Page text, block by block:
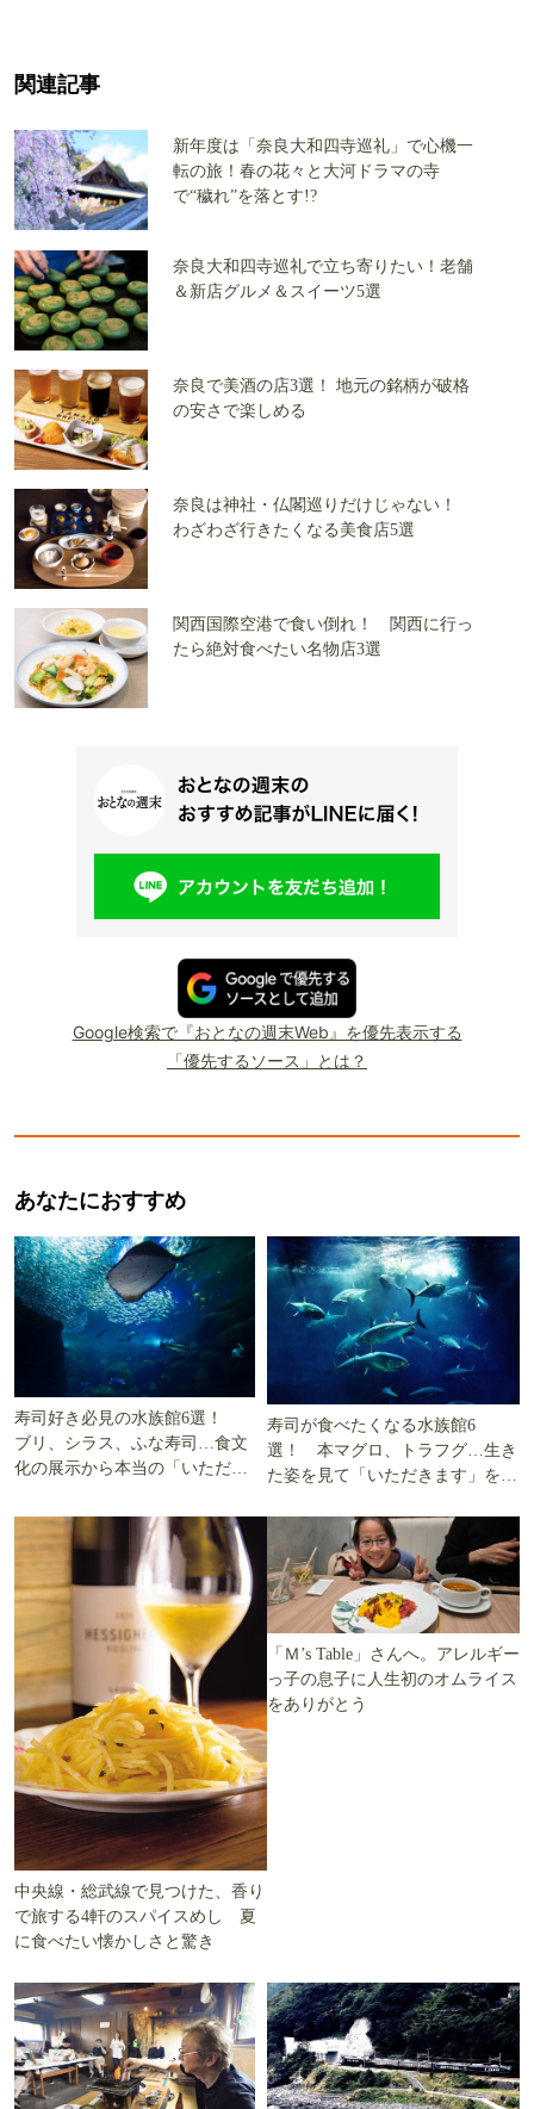
関連記事
新年度は「奈良大和四寺巡礼」で心機一
転の旅！春の花々と大河ドラマの寺
で“穢れ”を落とす!?
奈良大和四寺巡礼で立ち寄りたい！老舗
＆新店グルメ＆スイーツ5選
奈良で美酒の店3選！ 地元の銘柄が破格
の安さで楽しめる
奈良は神社・仏閣巡りだけじゃない！
わざわざ行きたくなる美食店5選
関西国際空港で食い倒れ！ 関西に行っ
たら絶対食べたい名物店3選
Google検索で『おとなの週末Web』を優先表示する
「優先するソース」とは？
あなたにおすすめ
寿司好き必見の水族館6選！
ブリ、シラス、ふな寿司…食文
化の展示から本当の「いただき
寿司が食べたくなる水族館6
選！ 本マグロ、トラフグ…生き
た姿を見て「いただきます」を考
中央線・総武線で見つけた、香り
で旅する4軒のスパイスめし 夏
に食べたい懐かしさと驚き
「Ｍ’s Table」さんへ。アレルギー
っ子の息子に人生初のオムライス
をありがとう